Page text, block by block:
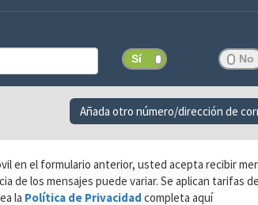
Añada otro número/dirección de
en el formulario anterior, usted acepta recibir
de los mensajes puede variar. Se aplican tarifas
la Política de Privacidadcompleta aquí